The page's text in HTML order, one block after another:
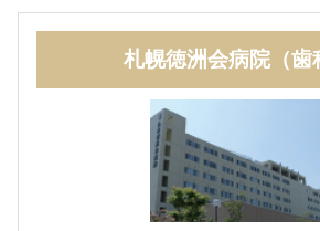
札幌徳洲会病院（歯